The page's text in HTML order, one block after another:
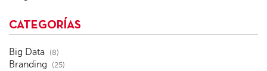
CATEGORÍAS
Big Data (8)
Branding (25)